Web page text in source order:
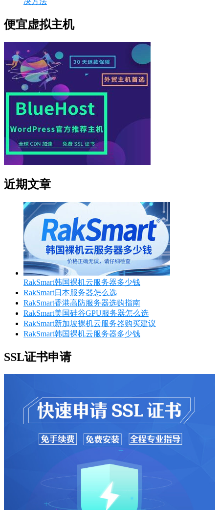
便宜虚拟主机
近期文章
RakSmart韩国裸机云服务器多少钱
RakSmart日本服务器怎么选
RakSmart香港高防服务器选购指南
RakSmart美国硅谷GPU服务器怎么选
RakSmart新加坡裸机云服务器购买建议
RakSmart韩国裸机云服务器多少钱
SSL证书申请